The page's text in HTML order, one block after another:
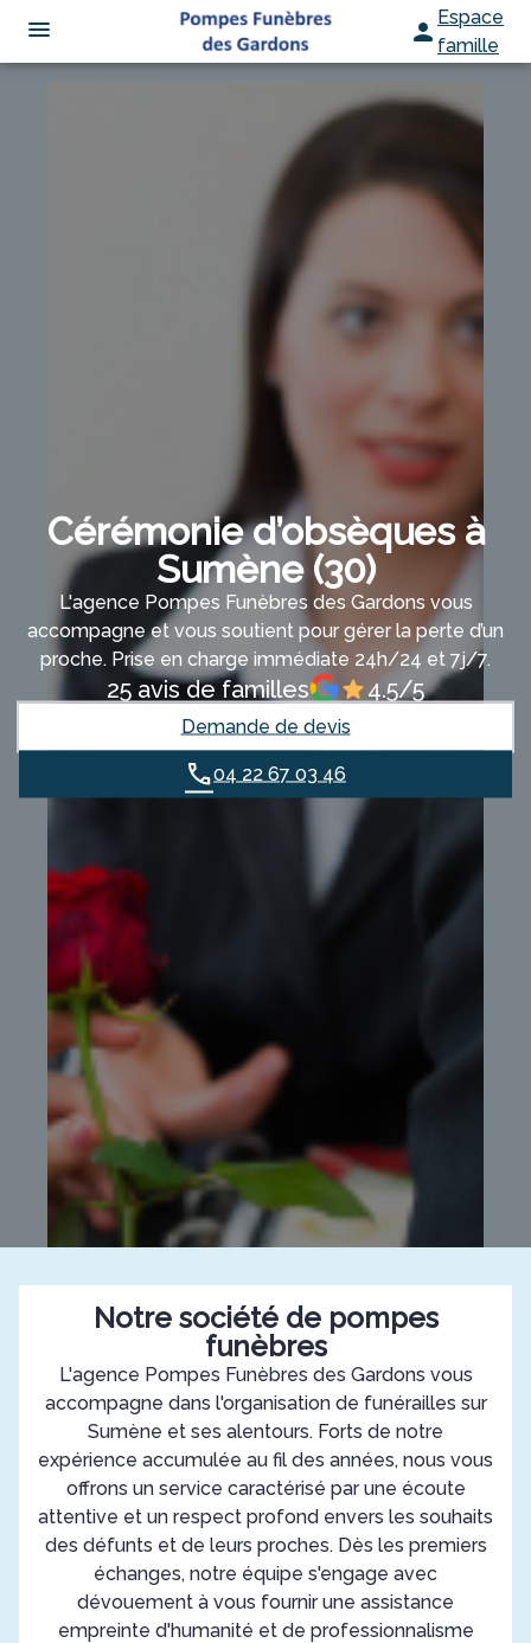
Espace
famille
Cérémonie d’obsèques à
Sumène (30)
L'agence Pompes Funèbres des Gardons vous
accompagne et vous soutient pour gérer la perte d’un
proche. Prise en charge immédiate 24h/24 et 7j/7.
25 avis de familles 4.5/5
Demande de devis
04 22 67 03 46
Notre société de pompes
funèbres
L'agence Pompes Funèbres des Gardons vous
accompagne dans l'organisation de funérailles sur
Sumène et ses alentours. Forts de notre
expérience accumulée au fil des années, nous vous
offrons un service caractérisé par une écoute
attentive et un respect profond envers les souhaits
des défunts et de leurs proches. Dès les premiers
échanges, notre équipe s'engage avec
dévouement à vous fournir une assistance
empreinte d'humanité et de professionnalisme